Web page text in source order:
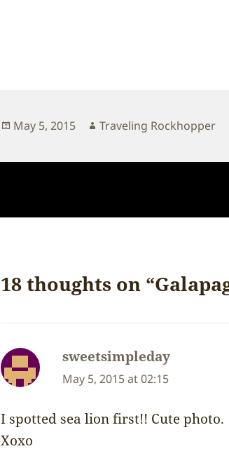
Posted
May 5, 2015 Author
Traveling Rockhopper
18 thoughts on
sweetsimpleday
May 5, 2015 at 02:15
I spotted sea lion first!! Cute photo.
Xoxo